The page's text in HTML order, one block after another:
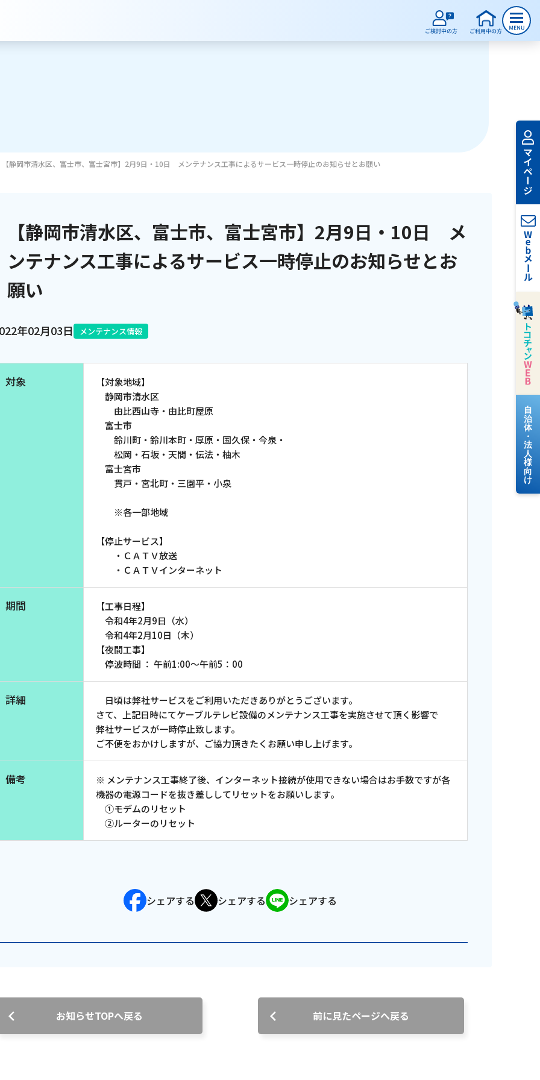
サービスのご案内
テレビ
動画配信
お電話でのお問い合わせ
受付時間：9:30〜18:00 年中無休
Webメール
会社概要
自治体様・事業者様向けサービ
障害情報
【静岡市清水区、富士市、富士宮市】2月9日・10日 メンテナンス工事によるサービス一時停止のお知らせとお願い
【静岡市清水区、富士市、富士宮市】2月9日・10日 メ
ンテナンス工事によるサービス一時停止のお知らせとお
願い
年02月03日 メンテナンス情報
対象
【対象地域】
静岡市清水区
由比西山寺・由比町屋原
富士市
鈴川町・鈴川本町・厚原・国久保・今泉・
松岡・石坂・天間・伝法・柚木
富士宮市
貫戸・宮北町・三園平・小泉
※各一部地域
【停止サービス】
・ＣＡＴＶ放送
・ＣＡＴＶインターネット
期間
【工事日程】
令和4年2月9日（水）
令和4年2月10日（木）
【夜間工事】
停波時間 ： 午前1:00～午前5：00
詳細
日頃は弊社サービスをご利用いただきありがとうございます。
さて、上記日時にてケーブルテレビ設備のメンテナンス工事を実施させて頂く影響で
弊社サービスが一時停止致します。
ご不便をおかけしますが、ご協力頂きたくお願い申し上げます。
備考
※ メンテナンス工事終了後、インターネット接続が使用できない場合はお手数ですが各
機器の電源コードを抜き差ししてリセットをお願いします。
①モデムのリセット
②ルーターのリセット
シェアする シェアする シェアする
お知らせTOPへ戻る 前に見たページへ戻る